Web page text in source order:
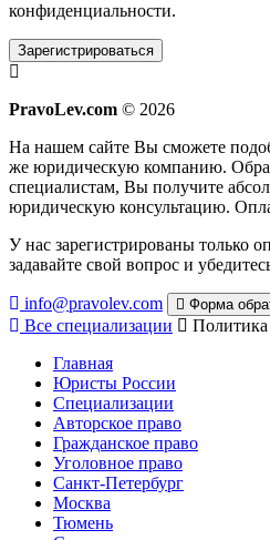
конфиденциальности.
Зарегистрироваться
PravoLev.com © 2026
На нашем сайте Вы сможете
же юридическую компанию.
специалистам, Вы получите
юридическую консультацию.
У нас зарегистрированы только
задавайте свой вопрос и
info@pravolev.com Форма
Все специализации
Политика
Главная
Юристы России
Специализации
Авторское право
Гражданское право
Уголовное право
Санкт-Петербург
Москва
Тюмень